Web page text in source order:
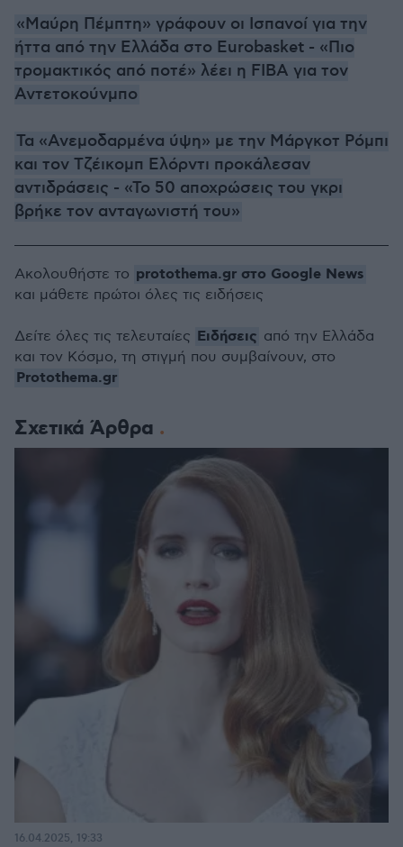
«Μαύρη Πέμπτη» γράφουν οι Ισπανοί για την
ήττα από την Ελλάδα στο Eurobasket - «Πιο
τρομακτικός από ποτέ» λέει η FIBΑ για τον
Αντετοκούνμπο
Τα «Ανεμοδαρμένα ύψη» με την Μάργκοτ Ρόμπι
και τον Τζέικομπ Ελόρντι προκάλεσαν
αντιδράσεις - «Το 50 αποχρώσεις του γκρι
βρήκε τον ανταγωνιστή του»
Σχετικά Άρθρα
16.04.2025, 19:33
Ακολουθήστε το protothema.gr στο Google News
και μάθετε πρώτοι όλες τις ειδήσεις
Δείτε όλες τις τελευταίες Ειδήσεις από την Ελλάδα
και τον Κόσμο, τη στιγμή που συμβαίνουν, στο
Protothema.gr